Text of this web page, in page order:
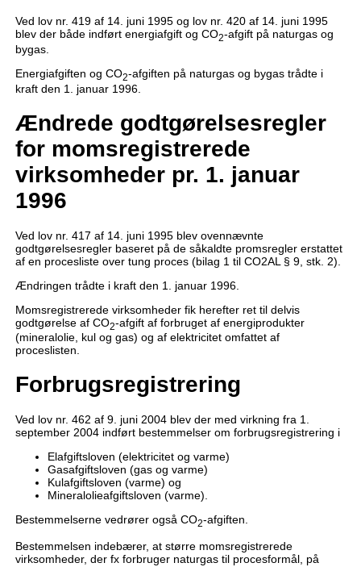
Ved lov nr. 419 af 14. juni 1995 og lov nr. 420 af 14. juni 1995
blev der både indført energiafgift og CO2-afgift på naturgas og
bygas.
Energiafgiften og CO2-afgiften på naturgas og bygas trådte i
kraft den 1. januar 1996.
Ændrede godtgørelsesregler
for momsregistrerede
virksomheder pr. 1. januar
1996
Ved lov nr. 417 af 14. juni 1995 blev ovennævnte
godtgørelsesregler baseret på de såkaldte promsregler erstattet
af en procesliste over tung proces (bilag 1 til CO2AL § 9, stk. 2).
Ændringen trådte i kraft den 1. januar 1996.
Momsregistrerede virksomheder fik herefter ret til delvis
godtgørelse af CO2-afgift af forbruget af energiprodukter
(mineralolie, kul og gas) og af elektricitet omfattet af
proceslisten.
Forbrugsregistrering
Ved lov nr. 462 af 9. juni 2004 blev der med virkning fra 1.
september 2004 indført bestemmelser om forbrugsregistrering i
Elafgiftsloven (elektricitet og varme)
Gasafgiftsloven (gas og varme)
Kulafgiftsloven (varme) og
Mineralolieafgiftsloven (varme).
Bestemmelserne vedrører også CO2-afgiften.
Bestemmelsen indebærer, at større momsregistrerede
virksomheder, der fx forbruger naturgas til procesformål, på